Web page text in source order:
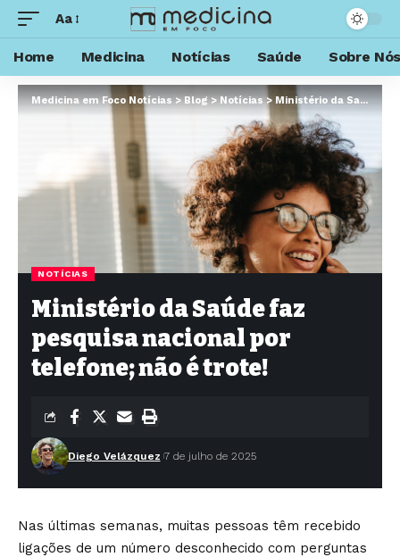
Aa
Home Medicina Notícias Saúde Sobre
Medicina em Foco Notícias>Blog>Notícias> Ministério da Saúde faz pesquisa nacional por telefone; não é trote!
NOTÍCIAS
Ministério da Saúde faz
pesquisa nacional por
telefone; não é trote!
Diego Velázquez 7 de julho de 2025
Nas últimas semanas, muitas pessoas têm recebido
ligações de um número desconhecido com perguntas